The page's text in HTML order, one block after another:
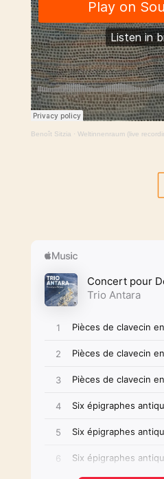
Benoît Sitzia · Weltinnenraum (live